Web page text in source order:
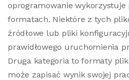
oprogramowanie
formatach. Niektóre z tych
źródłowe lub pliki
prawidłowego uruchomienia
Druga kategoria to formaty
może zapisać wynik swojej